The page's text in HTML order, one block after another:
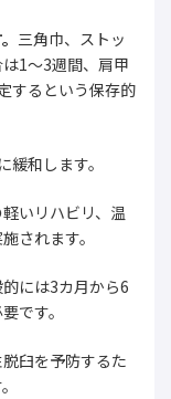
三角巾、ストッ
1～3週間、肩甲
するという保存的
和します。
いリハビリ、温
されます。
には3カ月から6
です。
臼を予防するた